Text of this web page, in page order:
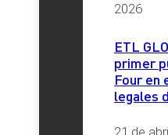
2026
ETL
primer
Four en
legales
21 de